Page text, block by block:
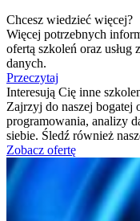
Chcesz wiedzieć więcej?
Więcej potrzebnych
ofertą szkoleń oraz usług
danych.
Przeczytaj
Interesują Cię inne
Zajrzyj do naszej
programowania, analizy
siebie. Śledź również
Zobacz ofertę